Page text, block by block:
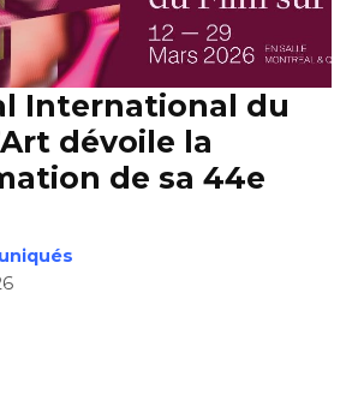
International du
dévoile la
de sa 44e